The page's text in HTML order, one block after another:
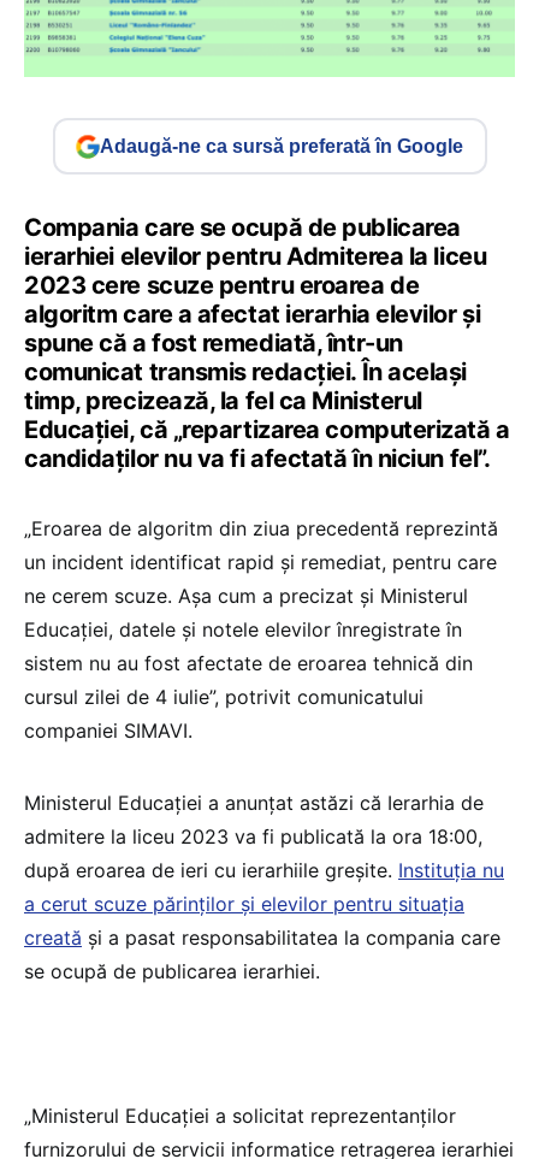
Adaugă-ne ca sursă preferată în Google
Compania care se ocupă de publicarea
ierarhiei elevilor pentru Admiterea la liceu
2023 cere scuze pentru eroarea de
algoritm care a afectat ierarhia elevilor și
spune că a fost remediată, într-un
comunicat transmis redacției. În același
timp, precizează, la fel ca Ministerul
Educației, că „repartizarea computerizată a
candidaților nu va fi afectată în niciun fel”.
„Eroarea de algoritm din ziua precedentă reprezintă
un incident identificat rapid și remediat, pentru care
ne cerem scuze. Așa cum a precizat și Ministerul
Educației, datele și notele elevilor înregistrate în
sistem nu au fost afectate de eroarea tehnică din
cursul zilei de 4 iulie”, potrivit comunicatului
companiei SIMAVI.
Ministerul Educației a anunțat astăzi că Ierarhia de
admitere la liceu 2023 va fi publicată la ora 18:00,
după eroarea de ieri cu ierarhiile greșite. Instituția nu
a cerut scuze părinților și elevilor pentru situația
creată și a pasat responsabilitatea la compania care
se ocupă de publicarea ierarhiei.
„Ministerul Educației a solicitat reprezentanților
furnizorului de servicii informatice retragerea ierarhiei